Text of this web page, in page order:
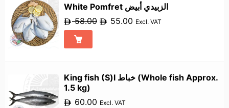
White Pomfret الزبيدي أبيض
58.00
55.00 Excl. VAT
King fish (S)l خباط (Whole fish Approx.
1.5 kg)
60.00 Excl. VAT